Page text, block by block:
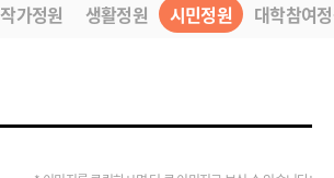
작가정원 생활정원 시민정원 대학참여